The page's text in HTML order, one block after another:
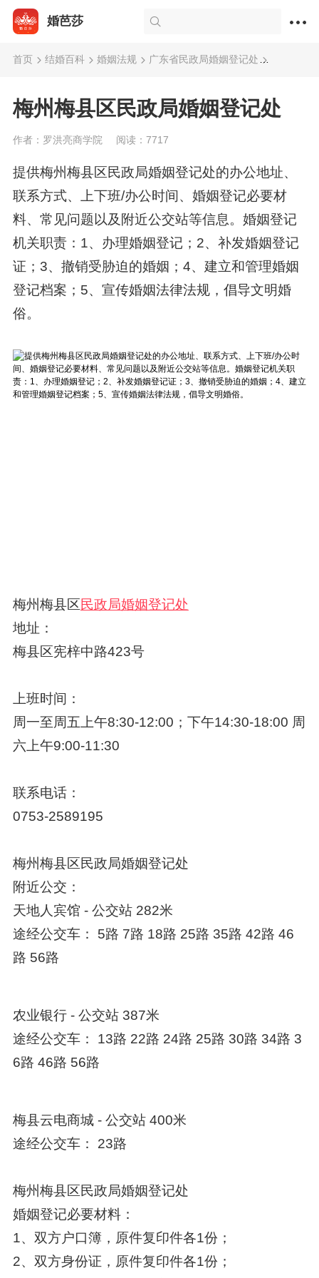
婚芭莎
首页 结婚百科 婚姻法规 广东省民政局婚姻登记处
梅州梅县区民政局婚姻登记处
作者：罗洪亮商学院 阅读：7717
提供梅州梅县区民政局婚姻登记处的办公地址、
联系方式、上下班/办公时间、婚姻登记必要材
料、常见问题以及附近公交站等信息。婚姻登记
机关职责：1、办理婚姻登记；2、补发婚姻登记
证；3、撤销受胁迫的婚姻；4、建立和管理婚姻
登记档案；5、宣传婚姻法律法规，倡导文明婚
俗。
梅州梅县区 民政局婚姻登记处
地址：
梅县区宪梓中路423号
上班时间：
周一至周五上午8:30-12:00；下午14:30-18:00 周
六上午9:00-11:30
联系电话：
0753-2589195
梅州梅县区民政局婚姻登记处
附近公交：
天地人宾馆 - 公交站 282米
途经公交车： 5路 7路 18路 25路 35路 42路 46
路 56路
农业银行 - 公交站 387米
途经公交车： 13路 22路 24路 25路 30路 34路 3
6路 46路 56路
梅县云电商城 - 公交站 400米
途经公交车： 23路
梅州梅县区民政局婚姻登记处
婚姻登记必要材料：
1、双方户口簿，原件复印件各1份；
2、双方身份证，原件复印件各1份；